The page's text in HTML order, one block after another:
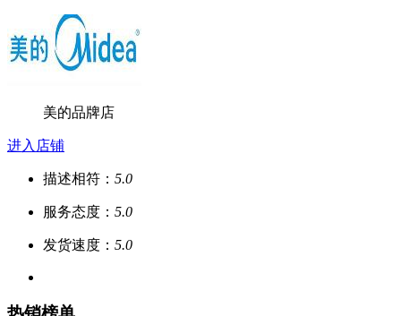
美的品牌店
进入店铺
描述相符： 5.0
服务态度： 5.0
发货速度： 5.0